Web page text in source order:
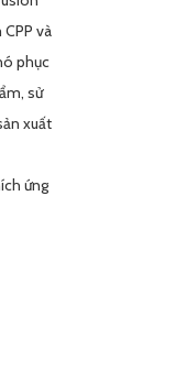
và
phục
sử
xuất
ứng